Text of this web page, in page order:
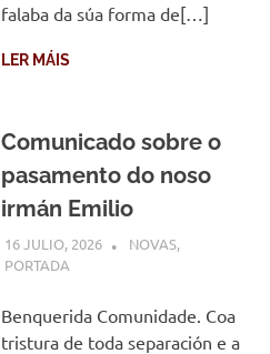
falaba da súa forma de[…]
LER MÁIS
Comunicado sobre o
pasamento do noso
irmán Emilio
16 JULIO, 2026 COMUNIDADE
NOVAS,
PORTADA
Benquerida Comunidade. Coa
tristura de toda separación e a